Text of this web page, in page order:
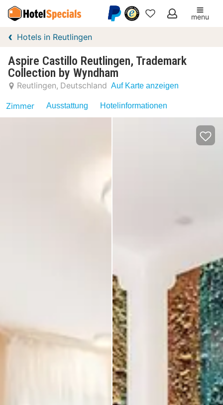
Meine
menu
Hotels in Reutlingen
Aspire Castillo Reutlingen, Trademark
Collection by Wyndham
Reutlingen Deutschland Auf Karte anzeigen
Zimmer Ausstattung Hotelinformationen